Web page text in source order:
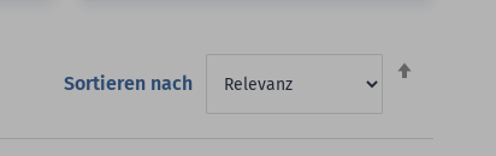
Sortieren nach